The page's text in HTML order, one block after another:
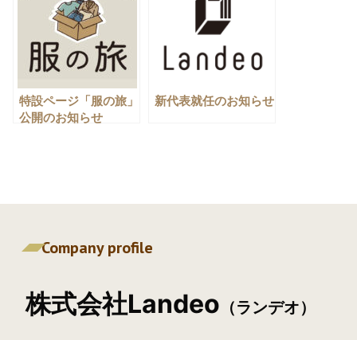
アクセス
資料ダウンロード
お問い合わせ
0144-68-2200
沼ノ端事業所
特設ページ「服の旅」
公開のお知らせ
新代表就任のお知らせ
Company profile
株式会社Landeo （ランデオ）